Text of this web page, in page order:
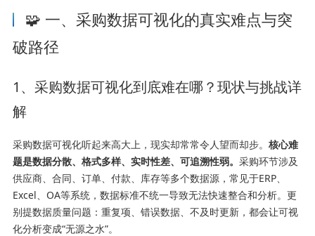
🧩 一、采购数据可视化的真实难点与突
破路径
1、采购数据可视化到底难在哪？现状与挑战详
解
采购数据可视化听起来高大上，现实却常常令人望而却步。 核心难
题是数据分散、格式多样、实时性差、可追溯性弱。 采购环节涉及
供应商、合同、订单、付款、库存等多个数据源，常见于ERP、
Excel、OA等系统，数据标准不统一导致无法快速整合和分析。更
别提数据质量问题：重复项、错误数据、不及时更新，都会让可视
化分析变成“无源之水”。